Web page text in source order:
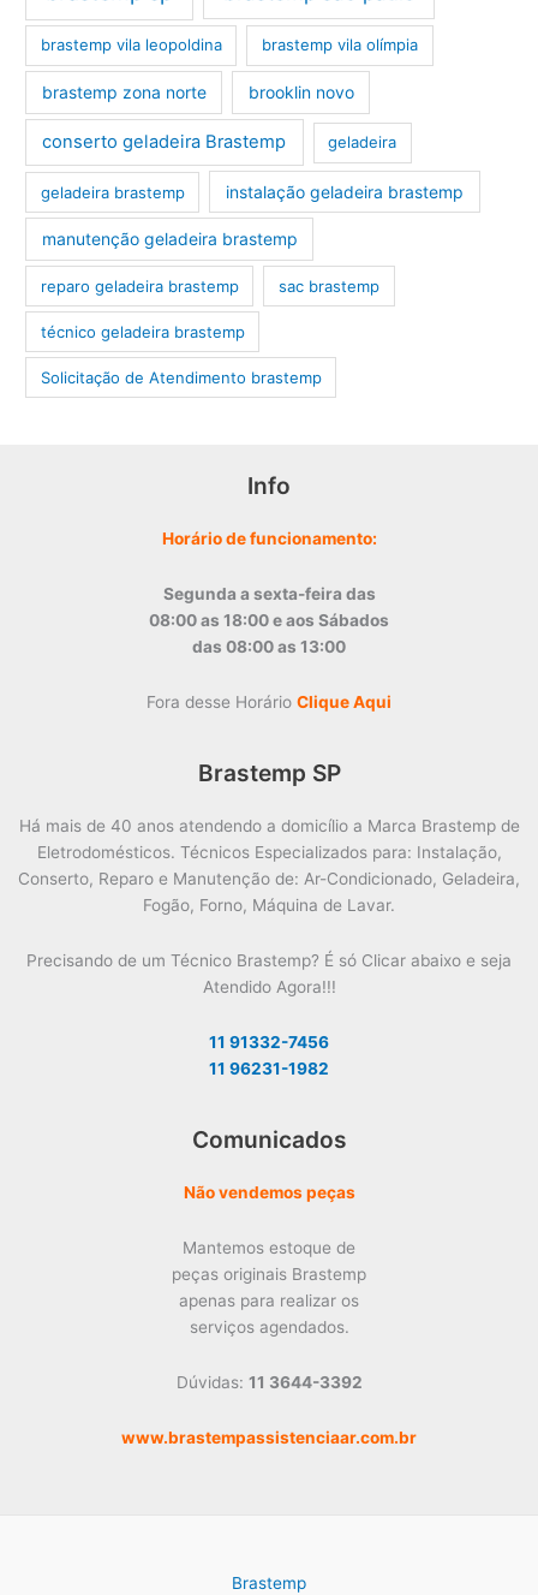
brastemp vila leopoldina brastemp vila olímpia
brastemp zona norte brooklin novo
conserto geladeira Brastemp geladeira
geladeira brastemp instalação geladeira brastemp
manutenção geladeira brastemp
reparo geladeira brastemp sac brastemp
técnico geladeira brastemp
‎Solicitação de Atendimento brastemp
Info
Horário de funcionamento:
Segunda a sexta-feira das
08:00 as 18:00 e aos Sábados
das 08:00 as 13:00
Fora desse Horário Clique Aqui
Brastemp SP
Há mais de 40 anos atendendo a domicílio a Marca Brastemp de
Eletrodomésticos. Técnicos Especializados para: Instalação,
Conserto, Reparo e Manutenção de: Ar-Condicionado, Geladeira,
Fogão, Forno, Máquina de Lavar.
Precisando de um Técnico Brastemp? É só Clicar abaixo e seja
Atendido Agora!!!
11 91332-7456
11 96231-1982
Comunicados
Não vendemos peças
Mantemos estoque de
peças originais Brastemp
apenas para realizar os
serviços agendados.
Dúvidas: 11 3644-3392
www.brastempassistenciaar.com.br
Brastemp